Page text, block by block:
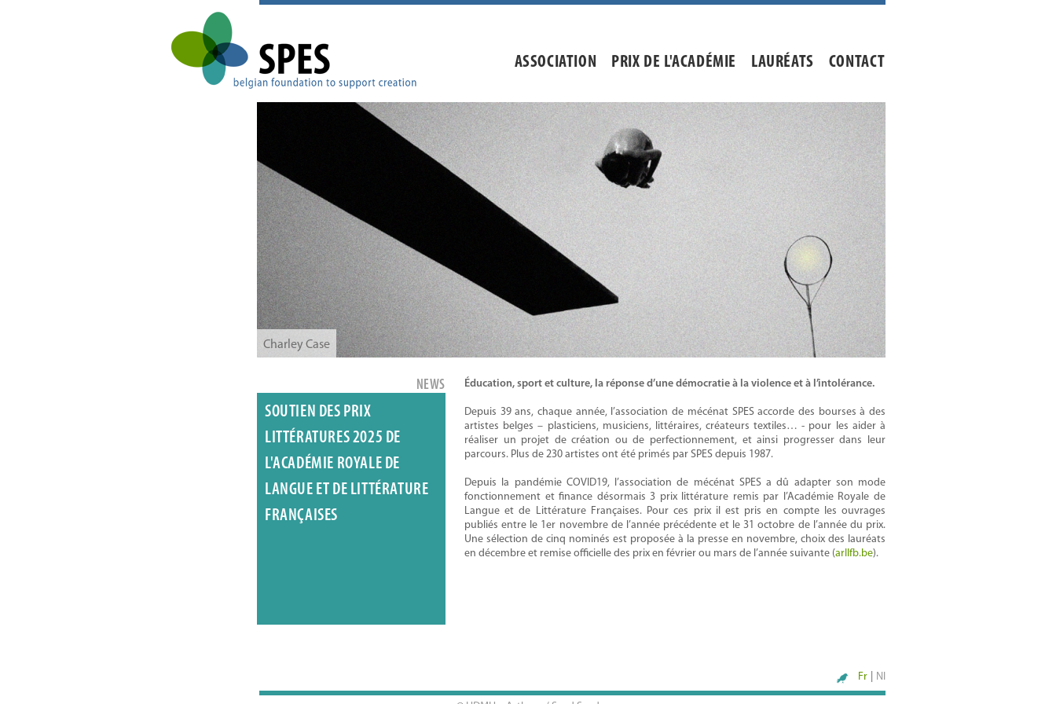
ASSOCIATION PRIX DE L'ACADÉMIE LAURÉATS CONTACT
Charley Case
NEWS
SOUTIEN DES PRIX
LITTÉRATURES 2025 DE
L'ACADÉMIE ROYALE DE
LANGUE ET DE LITTÉRATURE
FRANÇAISES
Éducation, sport et culture, la réponse d’une démocratie à la violence et à l’intolérance.
Depuis 39 ans, chaque année, l’association de mécénat SPES accorde des bourses à des
artistes belges – plasticiens, musiciens, littéraires, créateurs textiles… - pour les aider à
réaliser un projet de création ou de perfectionnement, et ainsi progresser dans leur
parcours. Plus de 230 artistes ont été primés par SPES depuis 1987.
Depuis la pandémie COVID19, l’association de mécénat SPES a dû adapter son mode
fonctionnement et finance désormais 3 prix littérature remis par l’Académie Royale de
Langue et de Littérature Françaises. Pour ces prix il est pris en compte les ouvrages
publiés entre le 1er novembre de l’année précédente et le 31 octobre de l’année du prix.
Une sélection de cinq nominés est proposée à la presse en novembre, choix des lauréats
en décembre et remise officielle des prix en février ou mars de l’année suivante (arllfb.be).
Fr Nl